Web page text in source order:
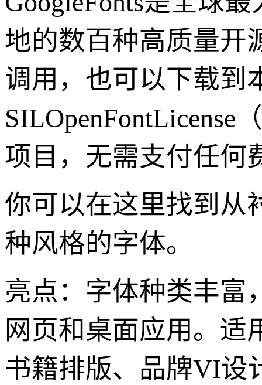
地的数百种高质量开
调用，也可以下载到
项目，无需支付任何
你可以在这里找到从
种风格的字体。
亮点：字体种类丰富
网页和桌面应用。适
书籍排版、品牌VI设